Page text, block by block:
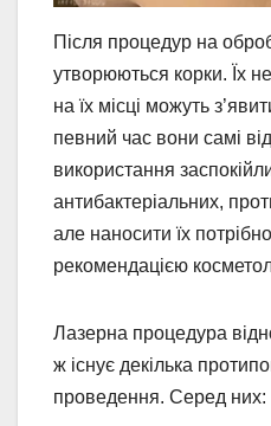
Після процедур на
утворюються корки. Їх
на їх місці можуть
певний час вони самі
використання
антибактеріальних,
але наносити їх
рекомендацією
Лазерна процедура
ж існує декілька
проведення. Серед них: